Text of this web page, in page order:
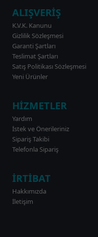
ALIŞVERİŞ
K.V.K. Kanunu
Gizlilik Sözleşmesi
Garanti Şartları
Teslimat Şartları
Satış Politikası Sözleşmesi
Yeni Ürünler
HİZMETLER
Yardım
İstek ve Önerileriniz
Sipariş Takibi
Telefonla Sipariş
İRTİBAT
Hakkımızda
İletişim